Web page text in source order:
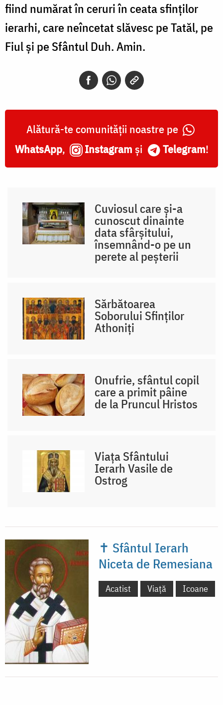
fiind numărat în ceruri în ceata sfinților
ierarhi, care neîncetat slăvesc pe Tatăl, pe
Fiul și pe Sfântul Duh. Amin.
Alătură-te comunității noastre pe
WhatsApp, Instagram și Telegram!
Cuviosul care și-a
cunoscut dinainte
data sfârșitului,
însemnând-o pe un
perete al peșterii
Sărbătoarea
Soborului Sfinților
Athoniți
Onufrie, sfântul copil
care a primit pâine
de la Pruncul Hristos
Viața Sfântului
Ierarh Vasile de
Ostrog
✝ Sfântul Ierarh
Niceta de Remesiana
Acatist Viață Icoane